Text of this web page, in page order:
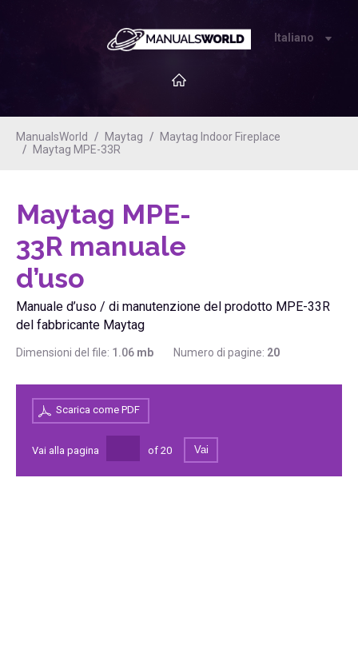
Italiano
ManualsWorld Maytag
Maytag Indoor Fireplace
Maytag MPE-33R
Maytag MPE-
33R manuale
d’uso
Manuale d’uso / di manutenzione del prodotto MPE-33R
del fabbricante Maytag
Dimensioni del file: 1.06 mb Numero di pagine: 20
Scarica come PDF
Vai alla pagina of 20 Vai